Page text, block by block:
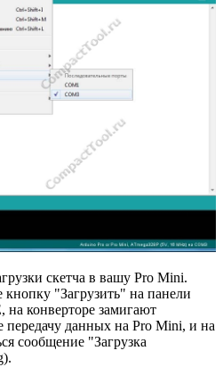
скетча в вашу Pro Mini.
"Загрузить" на панели
конверторе замигают
данных на Pro Mini, и на
сообщение "Загрузка